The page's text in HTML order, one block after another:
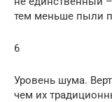
тем меньше пыли
6
Уровень шума.
чем их